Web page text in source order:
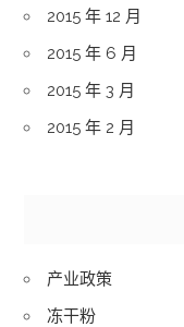
2015 年 12 月
2015 年 6 月
2015 年 3 月
2015 年 2 月
产业政策
冻干粉